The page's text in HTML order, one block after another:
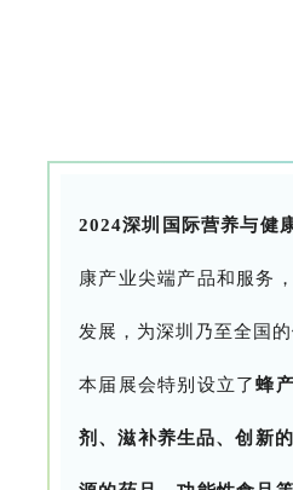
2024深圳国际营养与健
康产业尖端产品和服务
发展，为深圳乃至全国
本届展会特别设立了蜂
剂、滋补养生品、创新